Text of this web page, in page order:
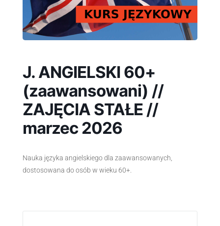
J. ANGIELSKI 60+
(zaawansowani) //
ZAJĘCIA STAŁE //
marzec 2026
Nauka języka angielskiego dla zaawansowanych,
dostosowana do osób w wieku 60+.